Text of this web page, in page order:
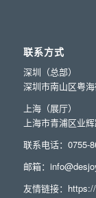
联系方式
深圳（总部）
深圳市南山区粤
上海（展厅）
上海市青浦区业
联系电话：0755-
邮箱：
友情链接：